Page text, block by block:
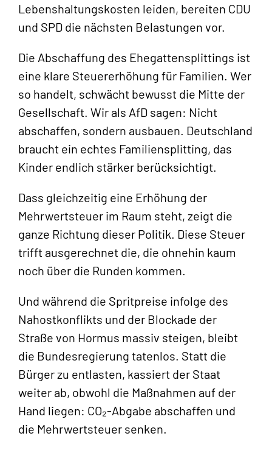
Lebenshaltungskosten leiden, bereiten CDU
und SPD die nächsten Belastungen vor.
Die Abschaffung des Ehegattensplittings ist
eine klare Steuererhöhung für Familien. Wer
so handelt, schwächt bewusst die Mitte der
Gesellschaft. Wir als AfD sagen: Nicht
abschaffen, sondern ausbauen. Deutschland
braucht ein echtes Familiensplitting, das
Kinder endlich stärker berücksichtigt.
Dass gleichzeitig eine Erhöhung der
Mehrwertsteuer im Raum steht, zeigt die
ganze Richtung dieser Politik. Diese Steuer
trifft ausgerechnet die, die ohnehin kaum
noch über die Runden kommen.
Und während die Spritpreise infolge des
Nahostkonflikts und der Blockade der
Straße von Hormus massiv steigen, bleibt
die Bundesregierung tatenlos. Statt die
Bürger zu entlasten, kassiert der Staat
weiter ab, obwohl die Maßnahmen auf der
Hand liegen: CO₂-Abgabe abschaffen und
die Mehrwertsteuer senken.